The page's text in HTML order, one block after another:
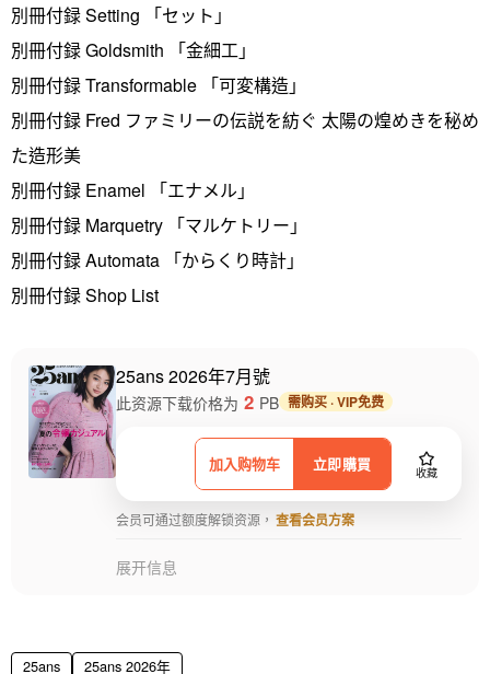
別冊付録 Setting 「セット」
別冊付録 Goldsmith 「金細工」
別冊付録 Transformable 「可変構造」
別冊付録 Fred ファミリーの伝説を紡ぐ 太陽の煌めきを秘め
た造形美
別冊付録 Enamel 「エナメル」
別冊付録 Marquetry 「マルケトリー」
別冊付録 Automata 「からくり時計」
別冊付録 Shop List
25ans 2026年7月號
加入购物车 立即購買 收藏
此资源下载价格为 2 PB 需购买 · VIP免费
会员可通过额度解锁资源， 查看会员方案
展开信息
25ans 25ans 2026年